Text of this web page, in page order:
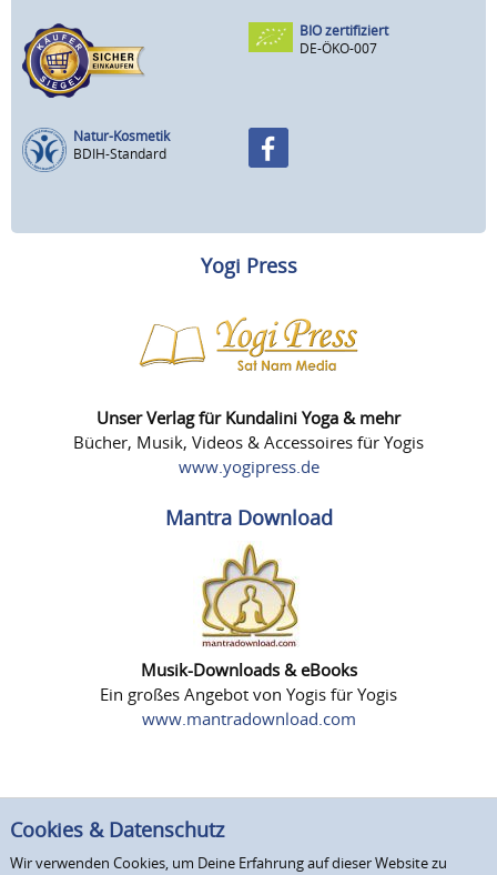
BIO zertifiziert
DE-ÖKO-007
Natur-Kosmetik
BDIH-Standard
Yogi Press
Unser Verlag für Kundalini Yoga & mehr
Bücher, Musik, Videos & Accessoires für Yogis
www.yogipress.de
Mantra Download
Musik-Downloads & eBooks
Ein großes Angebot von Yogis für Yogis
www.mantradownload.com
Cookies & Datenschutz
Wir verwenden Cookies, um Deine Erfahrung auf dieser Website zu